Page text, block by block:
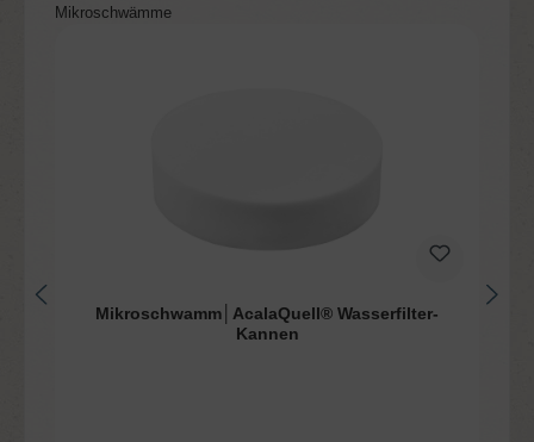
Produktgalerie überspringen
Mikroschwämme
Mikroschwamm│AcalaQuell® Wasserfilter-
Kannen